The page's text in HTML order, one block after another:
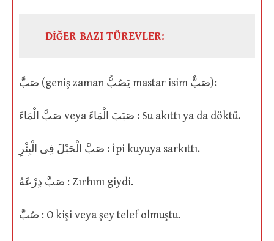
DİĞER BAZI TÜREVLER:
صَبَّ (geniş zaman يَصُبُّ mastar isim صَبٌّ):
صَبَّ الْمَاءَ veya صَبَبَ الْمَاءَ : Su akıttı ya da döktü.
صَبَّ الْحَبْلَ فِى الْبِئْرِ : İpi kuyuya sarkıttı.
صَبَّ دِرْعَهُ : Zırhını giydi.
صُبَّ : O kişi veya şey telef olmuştu.